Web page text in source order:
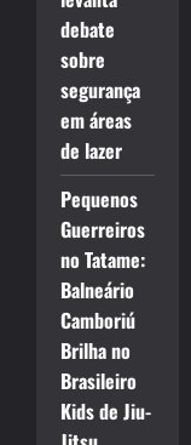
debate
sobre
segurança
em áreas
de lazer
Pequenos
Guerreiros
no Tatame:
Balneário
Camboriú
Brilha no
Brasileiro
Kids de Jiu-